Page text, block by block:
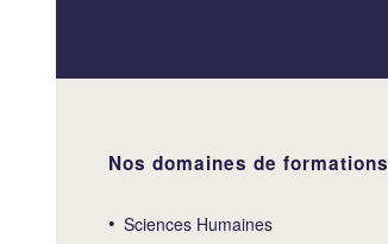
Nos domaines de formations
Sciences Humaines